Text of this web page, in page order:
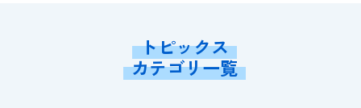
トピックス
カテゴリ一覧